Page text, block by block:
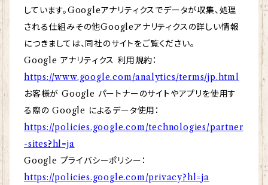
しています。Googleアナリティクスでデータが収集、処理
される仕組みその他Googleアナリティクスの詳しい情報
につきましては、同社のサイトをご覧ください。
Google アナリティクス 利用規約：
https://www.google.com/analytics/terms/jp.html
お客様が Google パートナーのサイトやアプリを使用す
る際の Google によるデータ使用：
https://policies.google.com/technologies/partner
-sites?hl=ja
Google プライバシーポリシー：
https://policies.google.com/privacy?hl=ja